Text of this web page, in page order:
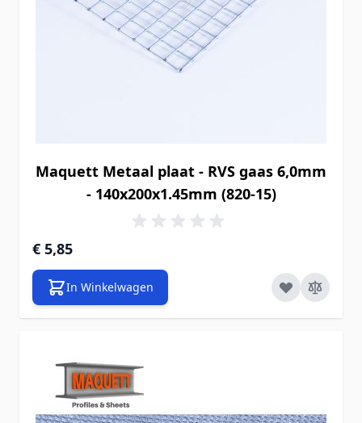
Maquett Metaal plaat - RVS gaas 6,0mm
- 140x200x1.45mm (820-15)
€ 5,85
In Winkelwagen